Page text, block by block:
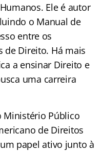
Ele é autor
o Manual de
entre os
de Direito. Há mais
a ensinar Direito e
uma carreira
Ministério Público
de Direitos
papel ativo junto à